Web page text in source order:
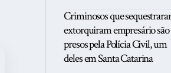
Criminosos que
extorquiram empresário são
presos pela Polícia Civil, um
deles em Santa Catarina